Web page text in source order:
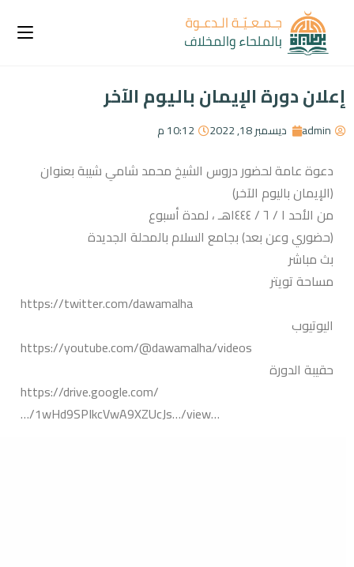
الإيمان باليوم الآخر
ديسمبر 18, 2022 10:12 م
دعوة عامة لحضور دروس الشيخ محمد شامي شيبة بعنوان
باليوم الآخر)
وعن بعد) بجامع السلام بالمحلة الجديدة
https://twitter.com/dawamalha
https://youtube.com/@dawamalha/videos
https://drive.google.com/
…/1wHd9SPIkcVwA9XZUcJs…/view…